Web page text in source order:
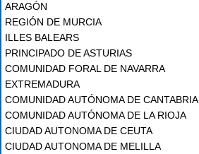
ARAGÓN
REGIÓN DE MURCIA
ILLES BALEARS
PRINCIPADO DE ASTURIAS
COMUNIDAD FORAL DE NAVARRA
EXTREMADURA
COMUNIDAD AUTÓNOMA DE CANTABRIA
COMUNIDAD AUTÓNOMA DE LA RIOJA
CIUDAD AUTONOMA DE CEUTA
CIUDAD AUTONOMA DE MELILLA